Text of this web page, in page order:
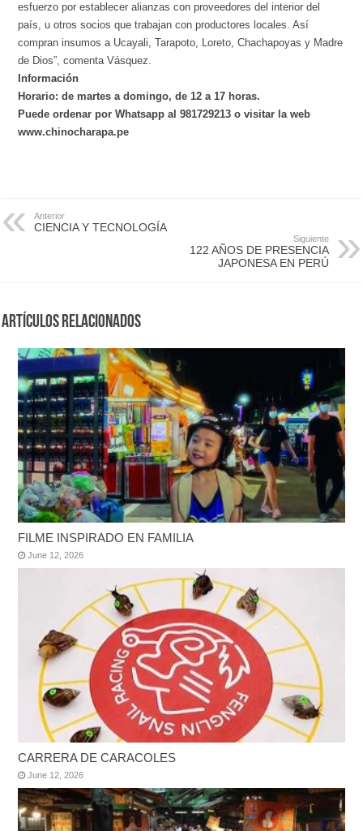
esfuerzo por establecer alianzas con proveedores del interior del
país, u otros socios que trabajan con productores locales. Así
compran insumos a Ucayali, Tarapoto, Loreto, Chachapoyas y Madre
de Dios”, comenta Vásquez.
Información
Horario: de martes a domingo, de 12 a 17 horas.
Puede ordenar por Whatsapp al 981729213 o visitar la web
www.chinocharapa.pe
Anterior
CIENCIA Y TECNOLOGÍA
Siguiente
122 AÑOS DE PRESENCIA
JAPONESA EN PERÚ
Artículos Relacionados
FILME INSPIRADO EN FAMILIA
June 12, 2026
CARRERA DE CARACOLES
June 12, 2026